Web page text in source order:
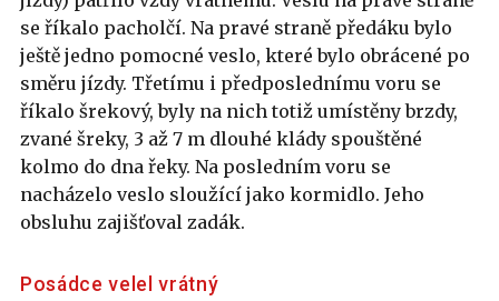
se říkalo pacholčí. Na pravé straně předáku bylo
ještě jedno pomocné veslo, které bylo obrácené po
směru jízdy. Třetímu i předposlednímu voru se
říkalo šrekový, byly na nich totiž umístěny brzdy,
zvané šreky, 3 až 7 m dlouhé klády spouštěné
kolmo do dna řeky. Na posledním voru se
nacházelo veslo sloužící jako kormidlo. Jeho
obsluhu zajišťoval zadák.
Posádce velel vrátný